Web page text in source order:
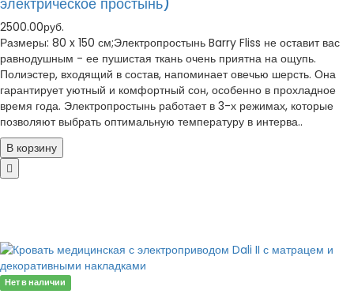
2500.00руб.
Размеры: 80 x 150 см;Электропростынь Barry Fliss не оставит вас
равнодушным - ее пушистая ткань очень приятна на ощупь.
Полиэстер, входящий в состав, напоминает овечью шерсть. Она
гарантирует уютный и комфортный сон, особенно в прохладное
время года. Электропростынь работает в 3-х режимах, которые
позволяют выбрать оптимальную температуру в интерва..
В корзину
Нет в наличии